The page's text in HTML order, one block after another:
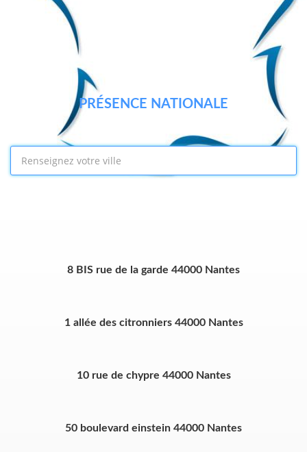
PRÉSENCE NATIONALE
8 BIS rue de la garde 44000 Nantes
1 allée des citronniers 44000 Nantes
10 rue de chypre 44000 Nantes
50 boulevard einstein 44000 Nantes